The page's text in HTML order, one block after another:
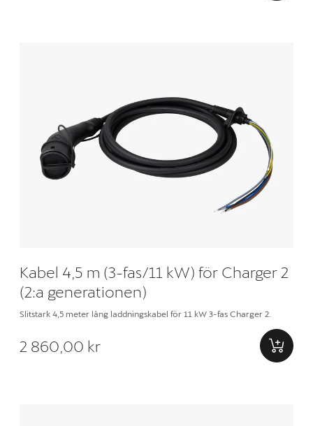
Kabel 4,5 m (3-fas/11 kW) för Charger 2
(2:a generationen)
Slitstark 4,5 meter lång laddningskabel för 11 kW 3-fas Charger 2.
2 860,00 kr